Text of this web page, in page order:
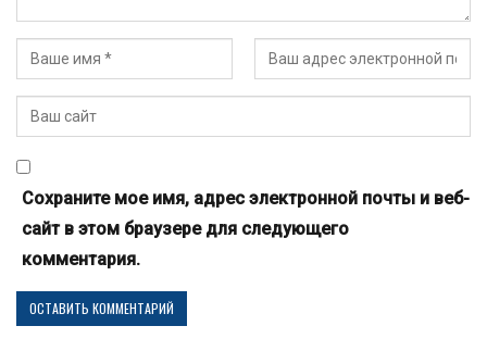
Сохраните мое имя, адрес электронной почты и веб-
сайт в этом браузере для следующего
комментария.